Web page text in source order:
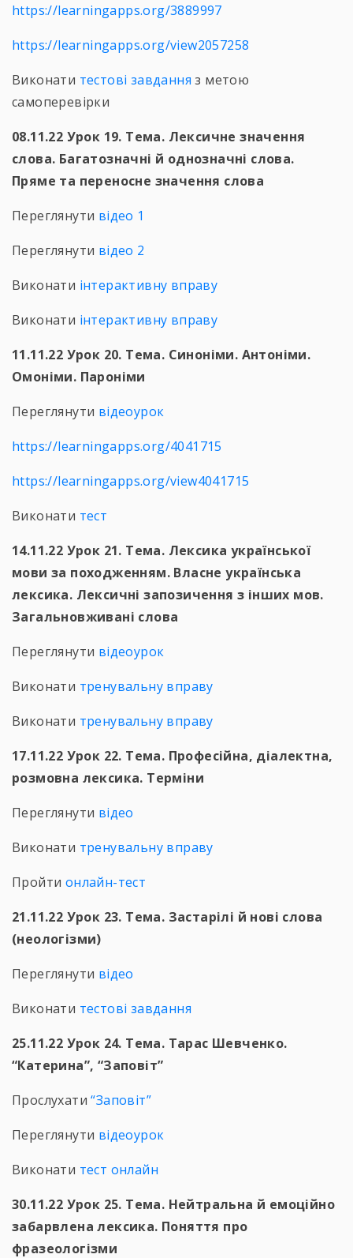
https://learningapps.org/3889997
https://learningapps.org/view2057258
Виконати тестові завданняз метою
самоперевірки
08.11.22 Урок 19. Тема. Лексичне значення
слова. Багатозначні й однозначні слова.
Пряме та переносне значення слова
Переглянути відео 1
Переглянути відео 2
Виконати інтерактивну вправу
Виконати інтерактивну вправу
11.11.22 Урок 20. Тема. Синоніми. Антоніми.
Омоніми. Пароніми
Переглянути відеоурок
https://learningapps.org/4041715
https://learningapps.org/view4041715
Виконати тест
14.11.22 Урок 21. Тема. Лексика української
мови за походженням. Власне українська
лексика. Лексичні запозичення з інших мов.
Загальновживані слова
Переглянути відеоурок
Виконати тренувальну вправу
Виконати тренувальну вправу
17.11.22 Урок 22. Тема. Професійна, діалектна,
розмовна лексика. Терміни
Переглянути відео
Виконати тренувальну вправу
Пройти онлайн-тест
21.11.22 Урок 23. Тема. Застарілі й нові слова
(неологізми)
Переглянути відео
Виконати тестові завдання
25.11.22 Урок 24. Тема. Тарас Шевченко.
“Катерина”, “Заповіт”
Прослухати “Заповіт”
Переглянути відеоурок
Виконати тест онлайн
30.11.22 Урок 25. Тема. Нейтральна й емоційно
забарвлена лексика. Поняття про
фразеологізми